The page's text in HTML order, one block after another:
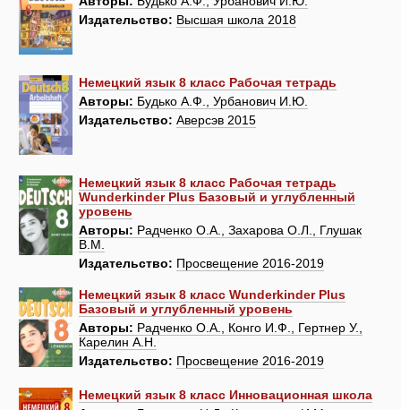
Издательство: Высшая школа 2018
Немецкий язык 8 класс Рабочая тетрадь
Авторы: Будько А.Ф., Урбанович И.Ю.
Издательство: Аверсэв 2015
Немецкий язык 8 класс Рабочая тетрадь
Wunderkinder Plus Базовый и углубленный
уровень
Авторы: Радченко О.А., Захарова О.Л., Глушак
В.М.
Издательство: Просвещение 2016-2019
Немецкий язык 8 класс Wunderkinder Plus
Базовый и углубленный уровень
Авторы: Радченко О.А., Конго И.Ф., Гертнер У.,
Карелин А.Н.
Издательство: Просвещение 2016-2019
Немецкий язык 8 класс Инновационная школа